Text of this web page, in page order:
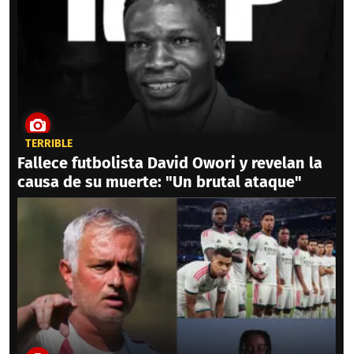
TERRIBLE
Fallece futbolista David Owori y revelan la
causa de su muerte: "Un brutal ataque"